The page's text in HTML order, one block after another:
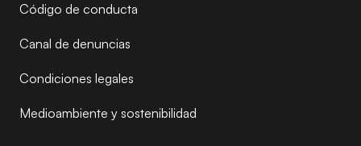
Código de conducta
Canal de denuncias
Condiciones legales
Medioambiente y sostenibilidad